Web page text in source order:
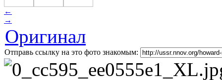
←
→
Оригинал
Отправь ссылку на это фото знакомым: